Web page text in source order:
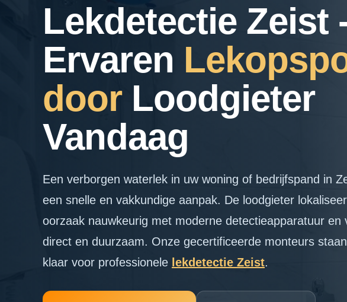
Lekdetectie Zeist
Ervaren
door Loodgieter
Vandaag
Een verborgen waterlek in uw woning of bedrijfspand in
een snelle en vakkundige aanpak. De loodgieter
oorzaak nauwkeurig met moderne detectieapparatuur en
direct en duurzaam. Onze gecertificeerde monteurs
klaar voor professionele lekdetectie Zeist.